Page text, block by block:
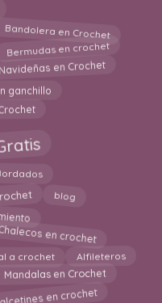
Bandolera en Crochet
Bermudas en crochet
en Crochet
ganchillo
blog
en crochet
a crochet Alfileteros
Mandalas en Crochet
en crochet